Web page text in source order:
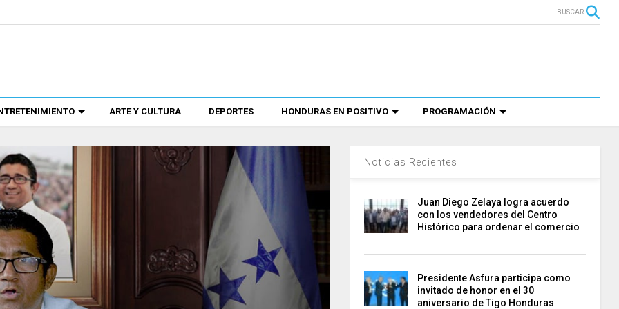
BUSCAR
ARTE Y CULTURA DEPORTES HONDURAS EN POSITIVO PROGRAMACIÓN
Noticias Recientes
Juan Diego Zelaya logra acuerdo
con los vendedores del Centro
Histórico para ordenar el comercio
Presidente Asfura participa como
invitado de honor en el 30
aniversario de Tigo Honduras